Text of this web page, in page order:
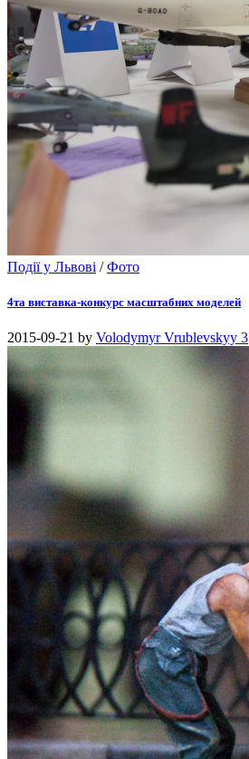
Події у Львові /Фото
4та виставка-конкурс масштабних моделей
2015-09-21 by Volodymyr Vrublevskyy 3